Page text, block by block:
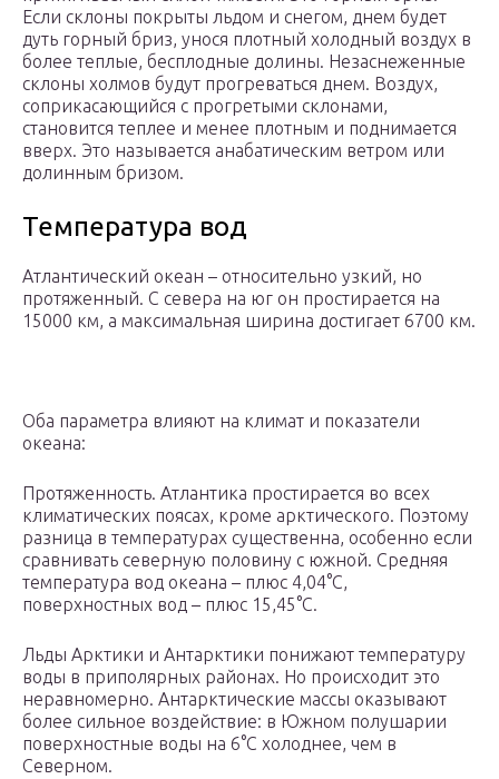
Если склоны покрыты льдом и снегом, днем ​​будет
дуть горный бриз, унося плотный холодный воздух в
более теплые, бесплодные долины. Незаснеженные
склоны холмов будут прогреваться днем. Воздух,
соприкасающийся с прогретыми склонами,
становится теплее и менее плотным и поднимается
вверх. Это называется анабатическим ветром или
долинным бризом.
Температура вод
Атлантический океан – относительно узкий, но
протяженный. С севера на юг он простирается на
15000 км, а максимальная ширина достигает 6700 км.
Оба параметра влияют на климат и показатели
океана:
Протяженность. Атлантика простирается во всех
климатических поясах, кроме арктического. Поэтому
разница в температурах существенна, особенно если
сравнивать северную половину с южной. Средняя
температура вод океана – плюс 4,04°С,
поверхностных вод – плюс 15,45°С.
Льды Арктики и Антарктики понижают температуру
воды в приполярных районах. Но происходит это
неравномерно. Антарктические массы оказывают
более сильное воздействие: в Южном полушарии
поверхностные воды на 6°С холоднее, чем в
Северном.